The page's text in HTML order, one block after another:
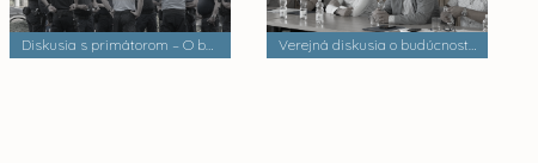
Diskusia s primátorom – O bezpečnosti a verejnom poriadku Verejná diskusia o budúcnosti mestských častí